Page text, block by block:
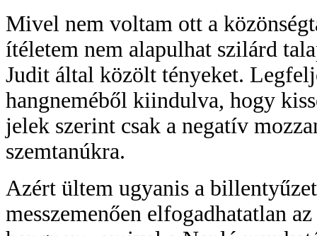
Mivel nem voltam ott a
ítéletem nem alapulhat szilárd
Judit által közölt tényeket.
hangneméből kiindulva, hogy
jelek szerint csak a negatív
szemtanúkra.
Azért ültem ugyanis a
messzemenően elfogadhatatlan